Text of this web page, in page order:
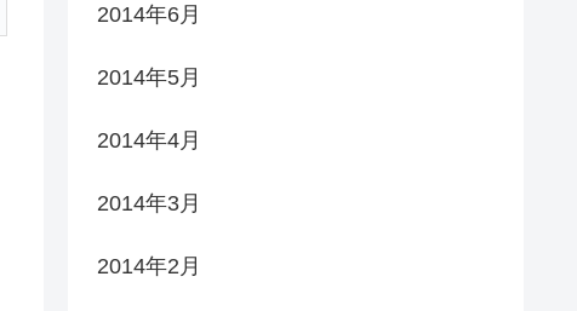
2014年6月
2014年5月
2014年4月
2014年3月
2014年2月